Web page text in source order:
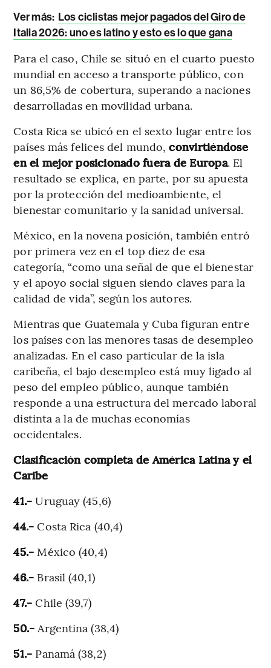
Ver más: Los ciclistas mejor pagados del Giro de
Italia 2026: uno es latino y esto es lo que gana
Para el caso, Chile se situó en el cuarto puesto
mundial en acceso a transporte público, con
un 86,5% de cobertura, superando a naciones
desarrolladas en movilidad urbana.
Costa Rica se ubicó en el sexto lugar entre los
países más felices del mundo,convirtiéndose
en el mejor posicionado fuera de Europa. El
resultado se explica, en parte, por su apuesta
por la protección del medioambiente, el
bienestar comunitario y la sanidad universal.
México, en la novena posición, también entró
por primera vez en el top diez de esa
categoría, “como una señal de que el bienestar
y el apoyo social siguen siendo claves para la
calidad de vida”, según los autores.
Mientras que Guatemala y Cuba figuran entre
los países con las menores tasas de desempleo
analizadas. En el caso particular de la isla
caribeña, el bajo desempleo está muy ligado al
peso del empleo público, aunque también
responde a una estructura del mercado laboral
distinta a la de muchas economías
occidentales.
Clasificación completa de América Latina y el
Caribe
41.- Uruguay (45,6)
44.- Costa Rica (40,4)
45.- México (40,4)
46.- Brasil (40,1)
47.- Chile (39,7)
50.- Argentina (38,4)
51.- Panamá (38,2)